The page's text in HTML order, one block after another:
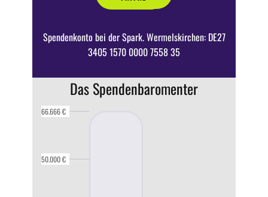
Spendenkonto bei der Spark. Wermelskirchen: DE27
3405 1570 0000 7558 35
Das Spendenbaromenter
66.666 €
50.000 €